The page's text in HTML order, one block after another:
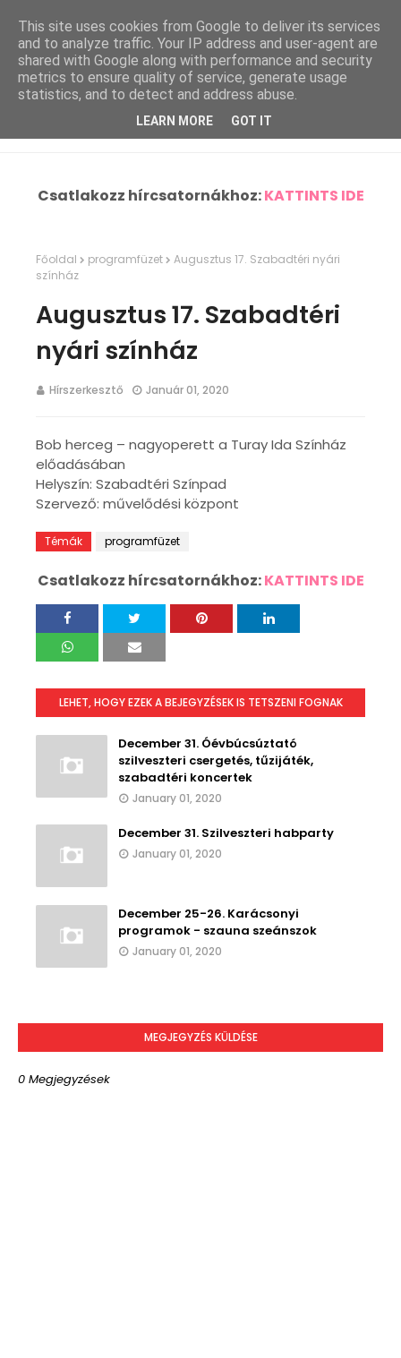
Csatlakozz hírcsatornákhoz:KATTINTS IDE
Főoldal programfüzet
Augusztus 17. Szabadtéri nyári
színház
Augusztus 17. Szabadtéri
nyári színház
Hírszerkesztő Január 01, 2020
Bob herceg – nagyoperett a Turay Ida Színház
előadásában
Helyszín: Szabadtéri Színpad
Szervező: művelődési központ
Témák programfüzet
Csatlakozz hírcsatornákhoz:KATTINTS IDE
LEHET, HOGY EZEK A BEJEGYZÉSEK IS TETSZENI FOGNAK
December 31. Óévbúcsúztató
szilveszteri csergetés, tűzijáték,
szabadtéri koncertek
January 01, 2020
December 31. Szilveszteri habparty
January 01, 2020
December 25-26. Karácsonyi
programok - szauna szeánszok
January 01, 2020
MEGJEGYZÉS KÜLDÉSE
0 Megjegyzések
This site uses cookies from Google to deliver its services
and to analyze traffic. Your IP address and user-agent are
shared with Google along with performance and security
metrics to ensure quality of service, generate usage
statistics, and to detect and address abuse.
LEARN MORE GOT IT